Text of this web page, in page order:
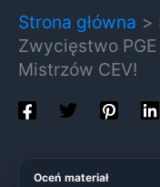
Strona główna
Zwycięstwo
Mistrzów CEV!
Oceń materiał